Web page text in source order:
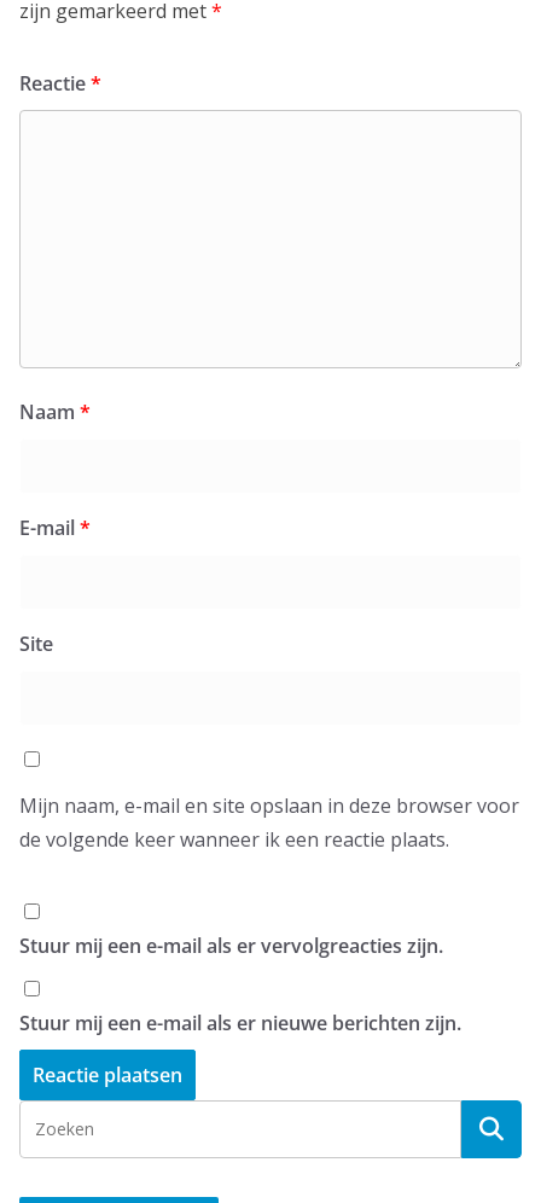
zijn gemarkeerd met*
Reactie*
Naam *
E-mail*
Site
Mijn naam, e-mail en site opslaan in deze browser voor
de volgende keer wanneer ik een reactie plaats.
Stuur mij een e-mail als er vervolgreacties zijn.
Stuur mij een e-mail als er nieuwe berichten zijn.